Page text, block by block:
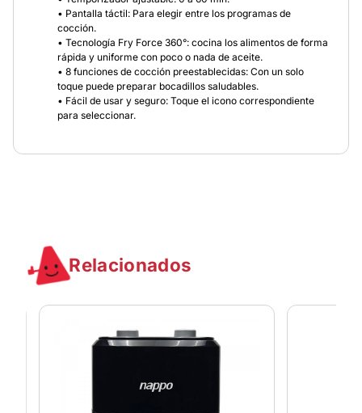
• Pantalla táctil: Para elegir entre los programas de
cocción.
• Tecnología Fry Force 360°: cocina los alimentos de forma
rápida y uniforme con poco o nada de aceite.
• 8 funciones de cocción preestablecidas: Con un solo
toque puede preparar bocadillos saludables.
• Fácil de usar y seguro: Toque el icono correspondiente
para seleccionar.
Relacionados